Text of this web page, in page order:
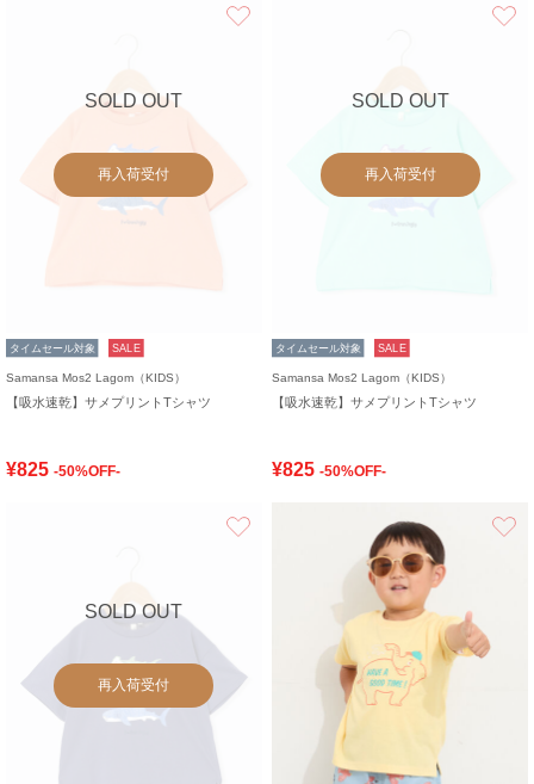
SOLD OUT
再入荷受付
タイムセール対象 SALE
Samansa Mos2 Lagom（KIDS）
【吸水速乾】サメプリントTシャツ
¥825 -50%OFF-
SOLD OUT
再入荷受付
タイムセール対象 SALE
Samansa Mos2 Lagom（KIDS）
【吸水速乾】サメプリントTシャツ
¥825 -50%OFF-
SOLD OUT
再入荷受付